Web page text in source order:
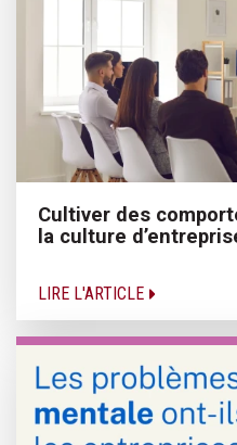
Cultiver des
la culture
LIRE L'ARTICLE